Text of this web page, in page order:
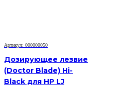
Артикул: 000000050
Дозирующее лезвие
(Doctor Blade) Hi-
Black для HP LJ